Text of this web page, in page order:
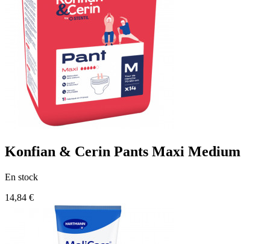
Konfian & Cerin Pants Maxi Medium
En stock
14,84 €